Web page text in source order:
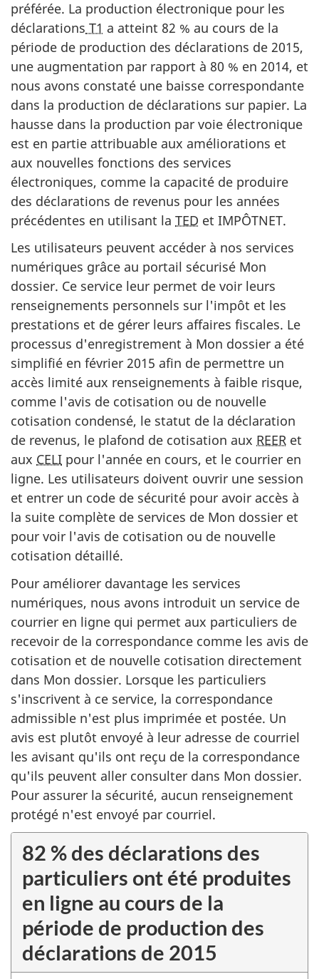
préférée. La production électronique pour les
déclarations T1 a atteint 82 % au cours de la
période de production des déclarations de 2015,
une augmentation par rapport à 80 % en 2014, et
nous avons constaté une baisse correspondante
dans la production de déclarations sur papier. La
hausse dans la production par voie électronique
est en partie attribuable aux améliorations et
aux nouvelles fonctions des services
électroniques, comme la capacité de produire
des déclarations de revenus pour les années
précédentes en utilisant la TED et IMPÔTNET.
Les utilisateurs peuvent accéder à nos services
numériques grâce au portail sécurisé Mon
dossier. Ce service leur permet de voir leurs
renseignements personnels sur l'impôt et les
prestations et de gérer leurs affaires fiscales. Le
processus d'enregistrement à Mon dossier a été
simplifié en février 2015 afin de permettre un
accès limité aux renseignements à faible risque,
comme l'avis de cotisation ou de nouvelle
cotisation condensé, le statut de la déclaration
de revenus, le plafond de cotisation aux REER et
aux CELI pour l'année en cours, et le courrier en
ligne. Les utilisateurs doivent ouvrir une session
et entrer un code de sécurité pour avoir accès à
la suite complète de services de Mon dossier et
pour voir l'avis de cotisation ou de nouvelle
cotisation détaillé.
Pour améliorer davantage les services
numériques, nous avons introduit un service de
courrier en ligne qui permet aux particuliers de
recevoir de la correspondance comme les avis de
cotisation et de nouvelle cotisation directement
dans Mon dossier. Lorsque les particuliers
s'inscrivent à ce service, la correspondance
admissible n'est plus imprimée et postée. Un
avis est plutôt envoyé à leur adresse de courriel
les avisant qu'ils ont reçu de la correspondance
qu'ils peuvent aller consulter dans Mon dossier.
Pour assurer la sécurité, aucun renseignement
protégé n'est envoyé par courriel.
82 % des déclarations des
particuliers ont été produites
en ligne au cours de la
période de production des
déclarations de 2015